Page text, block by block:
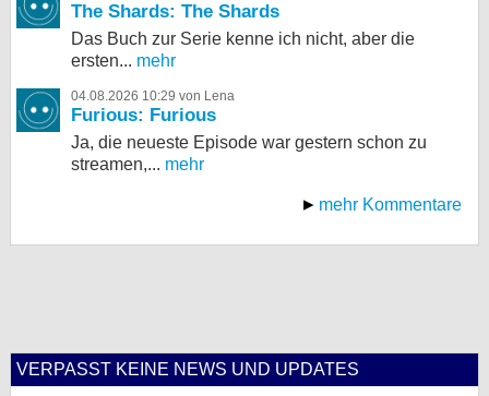
The Shards: The Shards
Das Buch zur Serie kenne ich nicht, aber die
ersten... mehr
04.08.2026 10:29 von Lena
Furious: Furious
Ja, die neueste Episode war gestern schon zu
streamen,... mehr
mehr Kommentare
VERPASST KEINE NEWS UND UPDATES